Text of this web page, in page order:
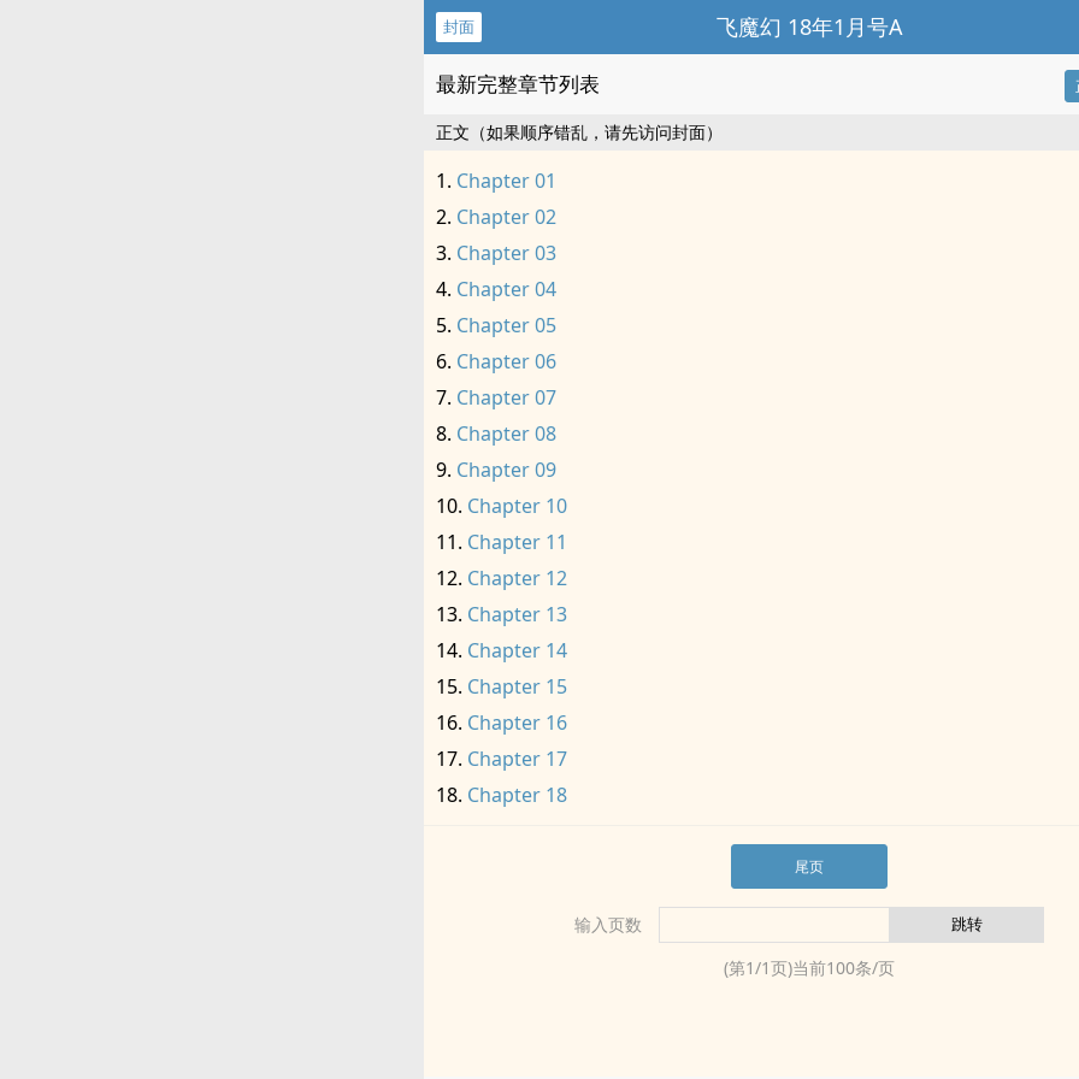
封面 飞魔幻 18年1月号A
最新完整章节列表
正文（如果顺序错乱，请先访问封面）
Chapter 01
Chapter 02
Chapter 03
Chapter 04
Chapter 05
Chapter 06
Chapter 07
Chapter 08
Chapter 09
Chapter 10
Chapter 11
Chapter 12
Chapter 13
Chapter 14
Chapter 15
Chapter 16
Chapter 17
Chapter 18
尾页
输入页数
(第1/1页)当前100条/页